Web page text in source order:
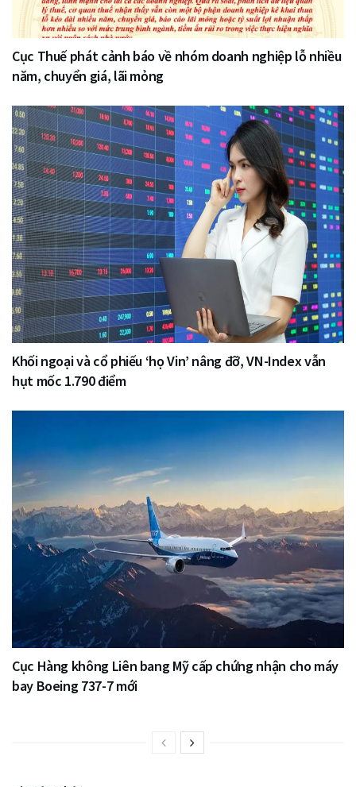
Cục Thuế phát cảnh báo về nhóm doanh nghiệp lỗ nhiều
năm, chuyển giá, lãi mỏng
Khối ngoại và cổ phiếu ‘họ Vin’ nâng đỡ, VN-Index vẫn
hụt mốc 1.790 điểm
Cục Hàng không Liên bang Mỹ cấp chứng nhận cho máy
bay Boeing 737-7 mới